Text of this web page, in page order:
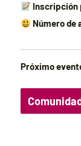
Inscripción
Número de
Próximo